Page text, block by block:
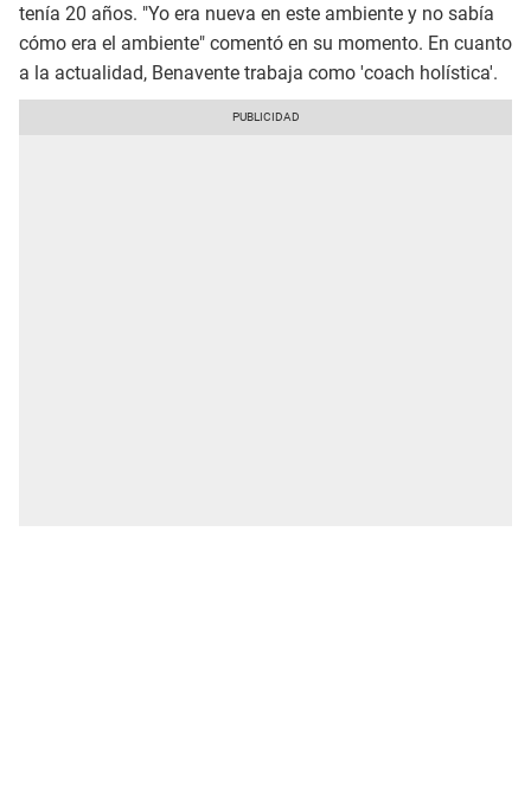
tenía 20 años. "Yo era nueva en este ambiente y no sabía
cómo era el ambiente" comentó en su momento. En cuanto
a la actualidad, Benavente trabaja como 'coach holística'.